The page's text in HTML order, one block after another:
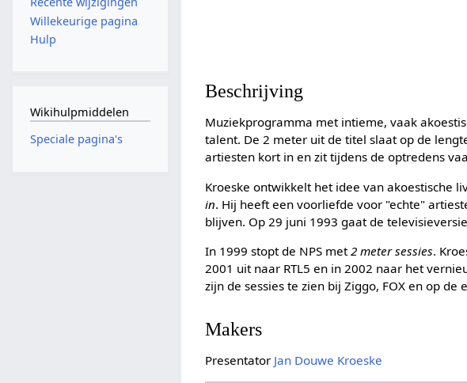
Beschrijving
Muziekprogramma met intieme, vaak
talent. De 2 meter uit de titel slaat op de
artiesten kort in en zit tijdens de optredens
Kroeske ontwikkelt het idee van akoestische
in. Hij heeft een voorliefde voor "echte"
blijven. Op 29 juni 1993 gaat de
In 1999 stopt de NPS met2 meter sessies.
2001 uit naar RTL5 en in 2002 naar het
zijn de sessies te zien bij Ziggo, FOX en op de
Makers
Presentator Jan Douwe Kroeske
Willekeurige pagina
Hulp
Wikihulpmiddelen
Speciale pagina's